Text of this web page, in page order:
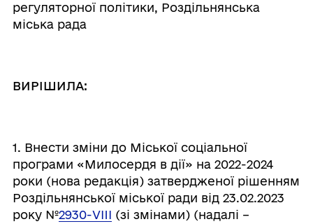
регуляторної політики, Роздільнянська
міська рада
ВИРІШИЛА:
1. Внести зміни до Міської соціальної
програми «Милосердя в дії» на 2022-2024
роки (нова редакція) затвердженої рішенням
Роздільнянської міської ради від 23.02.2023
року №2930-VIIІ (зі змінами) (надалі –